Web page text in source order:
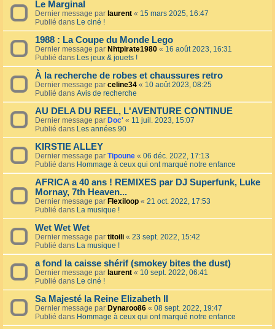
Le Marginal
Dernier message par laurent « 15 mars 2025, 16:47
Publié dans Le ciné !
1988 : La Coupe du Monde Lego
Dernier message par Nhtpirate1980 « 16 août 2023, 16:31
Publié dans Les jeux & jouets !
À la recherche de robes et chaussures retro
Dernier message par celine34 « 10 août 2023, 08:25
Publié dans Avis de recherche
AU DELA DU REEL, L'AVENTURE CONTINUE
Dernier message par Doc' « 11 juil. 2023, 15:07
Publié dans Les années 90
KIRSTIE ALLEY
Dernier message par Tipoune « 06 déc. 2022, 17:13
Publié dans Hommage à ceux qui ont marqué notre enfance
AFRICA a 40 ans ! REMIXES par DJ Superfunk, Luke
Mornay, 7th Heaven...
Dernier message par Flexiloop « 21 oct. 2022, 17:53
Publié dans La musique !
Wet Wet Wet
Dernier message par titoili « 23 sept. 2022, 15:42
Publié dans La musique !
a fond la caisse shérif (smokey bites the dust)
Dernier message par laurent « 10 sept. 2022, 06:41
Publié dans Le ciné !
Sa Majesté la Reine Elizabeth II
Dernier message par Dynaroo86 « 08 sept. 2022, 19:47
Publié dans Hommage à ceux qui ont marqué notre enfance